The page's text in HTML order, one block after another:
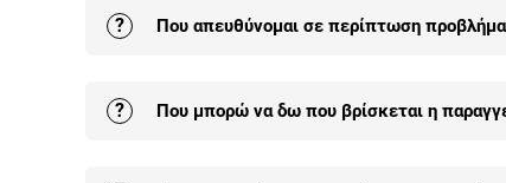
γίνεται άμεση αντικατάστασή του.
? Που απευθύνομαι σε περίπτωση
επικοινωνίας).
? Που μπορώ να δω που βρίσκεται η